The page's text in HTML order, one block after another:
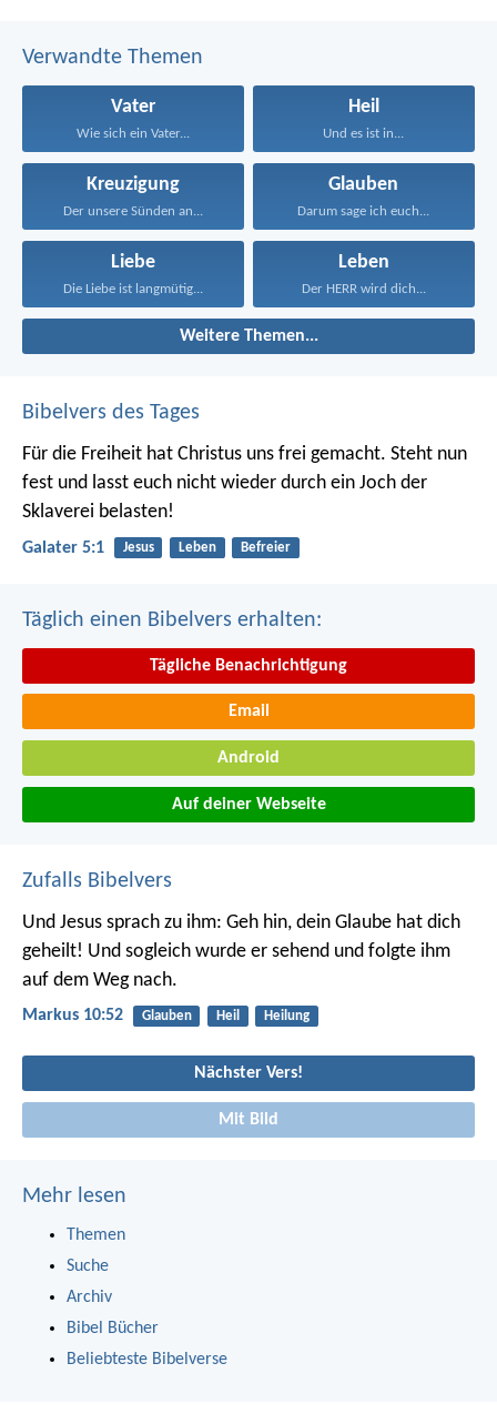
Verwandte Themen
Vater
Wie sich ein Vater...
Heil
Und es ist in...
Kreuzigung
Der unsere Sünden an...
Glauben
Darum sage ich euch...
Liebe
Die Liebe ist langmütig...
Leben
Der HERR wird dich...
Weitere Themen...
Bibelvers des Tages
Für die Freiheit hat Christus uns frei gemacht. Steht nun
fest und lasst euch nicht wieder durch ein Joch der
Sklaverei belasten!
Galater 5:1 Jesus Leben Befreier
Täglich einen Bibelvers erhalten:
Tägliche Benachrichtigung
Email
Android
Auf deiner Webseite
Zufalls Bibelvers
Und Jesus sprach zu ihm: Geh hin, dein Glaube hat dich
geheilt! Und sogleich wurde er sehend und folgte ihm
auf dem Weg nach.
Markus 10:52 Glauben Heil Heilung
Nächster Vers!
Mit Bild
Mehr lesen
Themen
Suche
Archiv
Bibel Bücher
Beliebteste Bibelverse